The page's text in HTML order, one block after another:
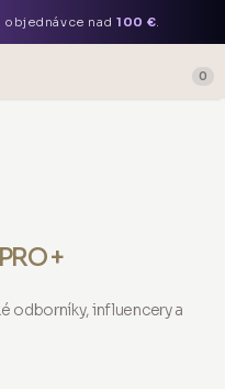
objednávce nad100 €.
0
PRO +
odborníky, influencery a